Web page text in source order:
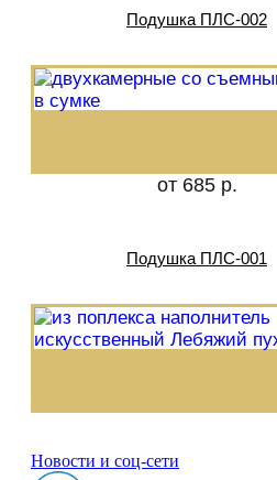
Подушка ПЛС-002
от 685 р.
Подушка ПЛС-001
Новости и соц-сети